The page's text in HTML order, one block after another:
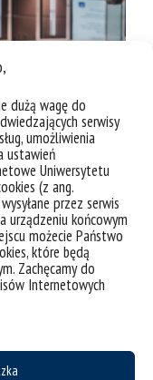
dużą wagę do
serwisy
umożliwienia
ustawień
Uniwersytetu
(z ang.
przez serwis
urządzeniu końcowym
możecie Państwo
które będą
Zachęcamy do
Internetowych